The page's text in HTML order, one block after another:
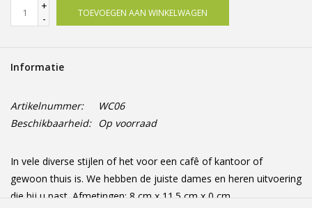
+
-
TOEVOEGEN AAN WINKELWAGEN
Informatie
Artikelnummer:
WC06
Beschikbaarheid: Op voorraad
In vele diverse stijlen of het voor een cafê of kantoor of
gewoon thuis is. We hebben de juiste dames en heren uitvoering
die bij u past. Afmetingen: 8 cm x 11.5 cm x 0 cm